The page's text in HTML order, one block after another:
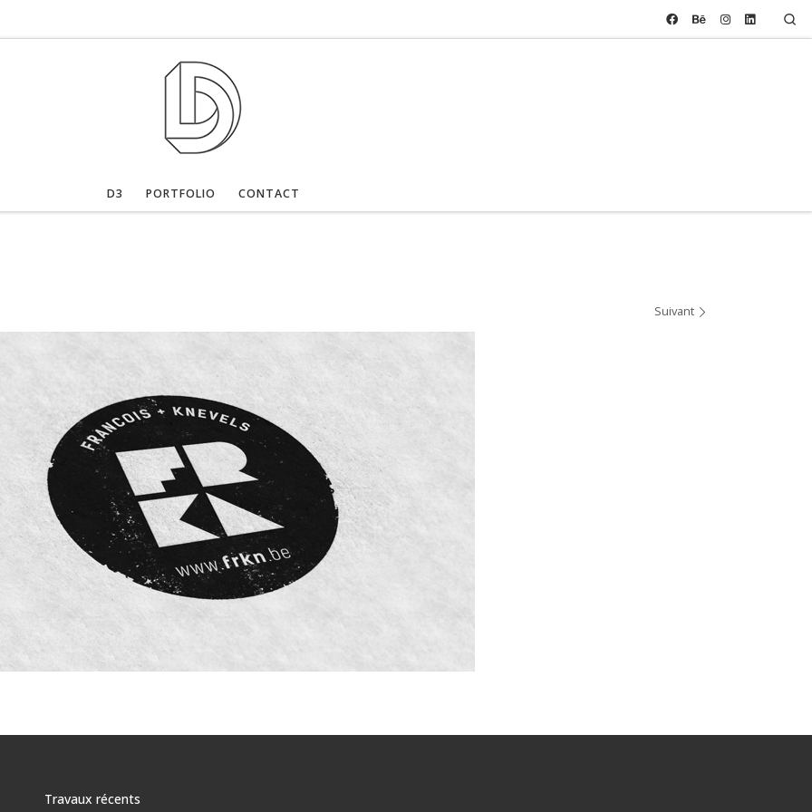
D3 PORTFOLIO CONTACT
Suivant
Travaux récents